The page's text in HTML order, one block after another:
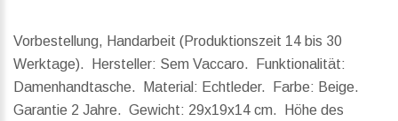
Vorbestellung, Handarbeit (Produktionszeit 14 bis 30
Werktage). Hersteller: Sem Vaccaro. Funktionalität:
Damenhandtasche. Material: Echtleder. Farbe: Beige.
Garantie 2 Jahre. Gewicht: 29x19x14 cm.
Höhe des